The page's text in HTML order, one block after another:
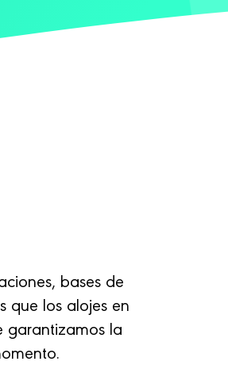
bases de
que los alojes en
garantizamos la